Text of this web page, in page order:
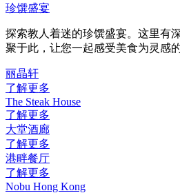
珍馔盛宴
探索教人着迷的珍馔盛宴。这里有
聚于此，让您一起感受美食为灵感
丽晶轩
了解更多
The Steak House
了解更多
大堂酒廊
了解更多
港畔餐厅
了解更多
Nobu Hong Kong